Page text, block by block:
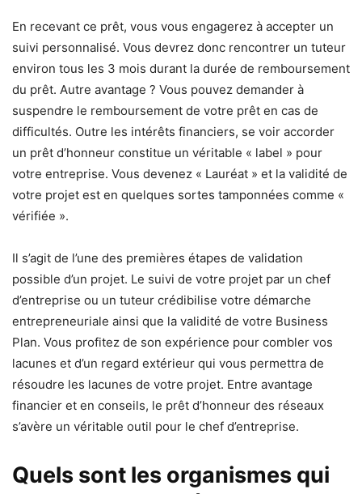
En recevant ce prêt, vous vous engagerez à accepter un
suivi personnalisé. Vous devrez donc rencontrer un tuteur
environ tous les 3 mois durant la durée de remboursement
du prêt. Autre avantage ? Vous pouvez demander à
suspendre le remboursement de votre prêt en cas de
difficultés. Outre les intérêts financiers, se voir accorder
un prêt d’honneur constitue un véritable « label » pour
votre entreprise. Vous devenez « Lauréat » et la validité de
votre projet est en quelques sortes tamponnées comme «
vérifiée ».
Il s’agit de l’une des premières étapes de validation
possible d’un projet. Le suivi de votre projet par un chef
d’entreprise ou un tuteur crédibilise votre démarche
entrepreneuriale ainsi que la validité de votre Business
Plan. Vous profitez de son expérience pour combler vos
lacunes et d’un regard extérieur qui vous permettra de
résoudre les lacunes de votre projet. Entre avantage
financier et en conseils, le prêt d’honneur des réseaux
s’avère un véritable outil pour le chef d’entreprise.
Quels sont les organismes qui